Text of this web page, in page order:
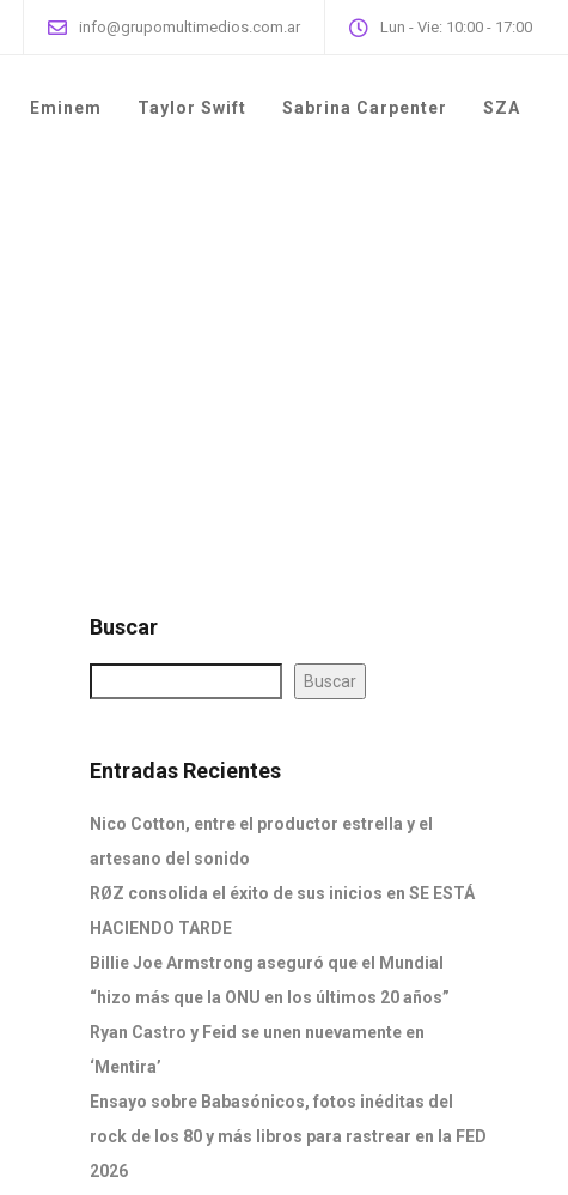
info@grupomultimedios.com.ar Lun - Vie: 10:00 - 17:00
Eminem Taylor Swift Sabrina Carpenter SZA
Buscar
Buscar
Entradas Recientes
Nico Cotton, entre el productor estrella y el
artesano del sonido
RØZ consolida el éxito de sus inicios en SE ESTÁ
HACIENDO TARDE
Billie Joe Armstrong aseguró que el Mundial
“hizo más que la ONU en los últimos 20 años”
Ryan Castro y Feid se unen nuevamente en
‘Mentira’
Ensayo sobre Babasónicos, fotos inéditas del
rock de los 80 y más libros para rastrear en la FED
2026